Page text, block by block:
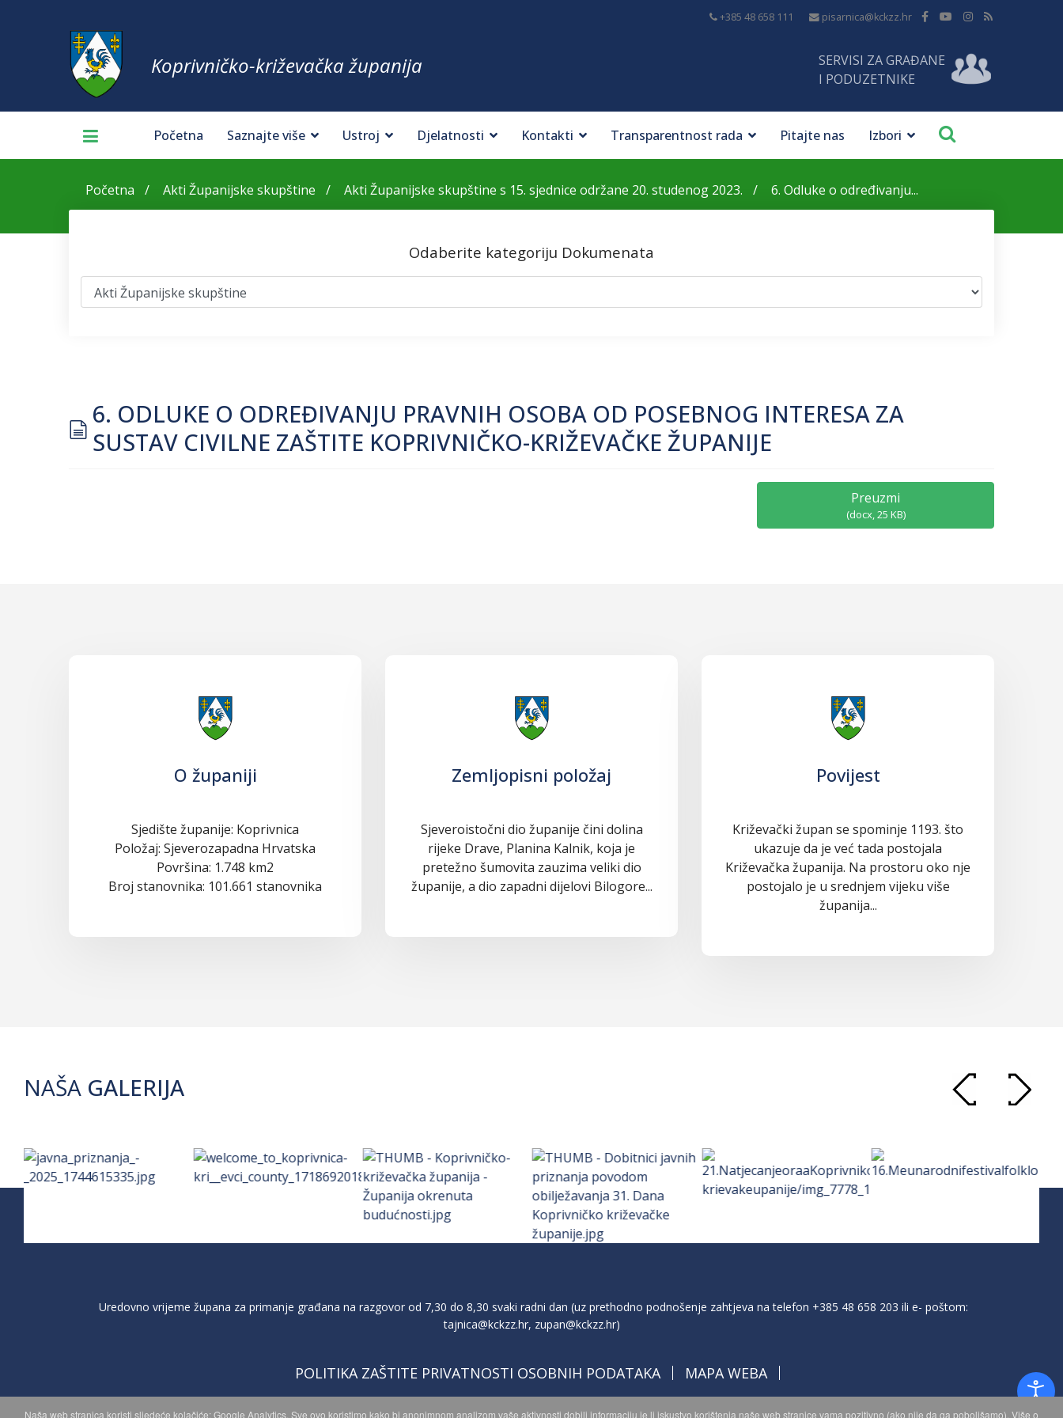
+385 48 658 111 pisarnica@kckzz.hr
Koprivničko-križevačka županija
SERVISI ZA GRAĐANE
I PODUZETNIKE
Početna Saznajte više Ustroj Djelatnosti Kontakti Transparentnost rada Pitajte nas Izbori
Početna Akti Županijske skupštine Akti Županijske skupštine s 15. sjednice održane 20. studenog 2023. 6. Odluke o određivanju...
Odaberite kategoriju Dokumenata
document
6. ODLUKE O ODREĐIVANJU PRAVNIH OSOBA OD POSEBNOG INTERESA ZA
SUSTAV CIVILNE ZAŠTITE KOPRIVNIČKO-KRIŽEVAČKE ŽUPANIJE
Preuzmi
(docx,25 KB)
O županiji
Sjedište županije: Koprivnica
Položaj: Sjeverozapadna Hrvatska
Površina: 1.748 km2
Broj stanovnika: 101.661 stanovnika
Zemljopisni položaj
Sjeveroistočni dio županije čini dolina
rijeke Drave, Planina Kalnik, koja je
pretežno šumovita zauzima veliki dio
županije, a dio zapadni dijelovi Bilogore...
Povijest
Križevački župan se spominje 1193. što
ukazuje da je već tada postojala
Križevačka županija. Na prostoru oko nje
postojalo je u srednjem vijeku više
županija...
NAŠA GALERIJA
Uredovno vrijeme župana za primanje građana na razgovor od 7,30 do 8,30 svaki radni dan (uz prethodno podnošenje zahtjeva na telefon +385 48 658 203 ili e- poštom:
tajnica@kckzz.hr, zupan@kckzz.hr)
POLITIKA ZAŠTITE PRIVATNOSTI OSOBNIH PODATAKA MAPA WEBA
Naša web stranica koristi sljedeće kolačiće: Google Analytics. Sve ovo koristimo kako bi anonimnom analizom vaše aktivnosti dobili informaciju je li iskustvo korištenja naše web stranice vama pozitivno (ako nije da ga poboljšamo). Više o